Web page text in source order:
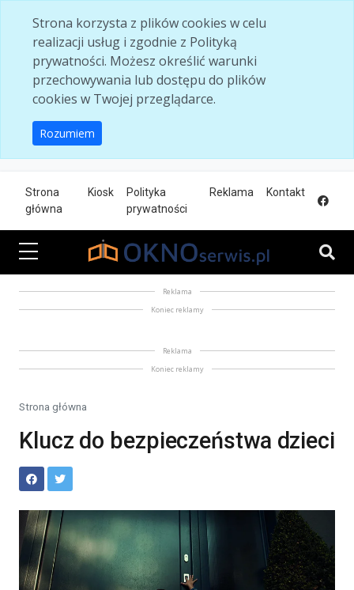
Strona korzysta z plików cookies w celu
realizacji usług i zgodnie z Polityką
prywatności. Możesz określić warunki
przechowywania lub dostępu do plików
cookies w Twojej przeglądarce.
Rozumiem
Strona
główna
Kiosk
Polityka
prywatności
Reklama Kontakt
Reklama
Koniec reklamy
Reklama
Koniec reklamy
Strona główna
Klucz do bezpieczeństwa dzieci